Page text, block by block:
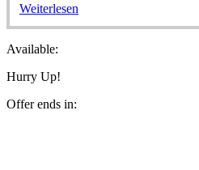
Weiterlesen
Available:
Hurry Up!
Offer ends in: